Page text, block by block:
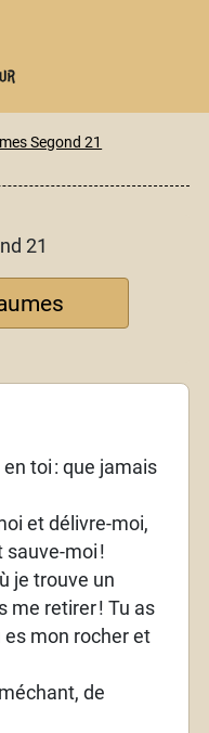
Segond 21
21
en toi : que jamais
et délivre-moi,
sauve-moi!
je trouve un
me retirer! Tu as
es mon rocher et
de